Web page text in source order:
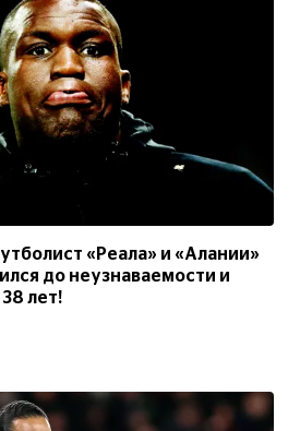
«Реала» и «Алании»
до неузнаваемости и
лет!